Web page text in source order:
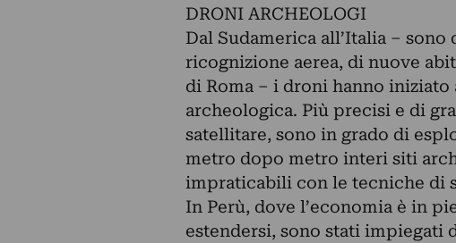
DRONI ARCHEOLOGI
Dal Sudamerica all’Italia –
ricognizione aerea, di nuove
di Roma – i droni hanno
archeologica. Più precisi e di
satellitare, sono in grado di
metro dopo metro interi siti
impraticabili con le tecniche di
In Perù, dove l’economia è in
estendersi, sono stati impiegati